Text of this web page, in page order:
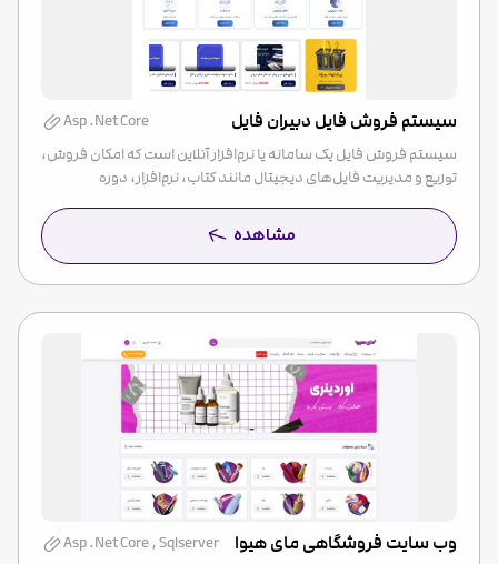
سیستم فروش فایل دبیران فایل
Asp .Net Core
سیستم فروش فایل یک سامانه یا نرم‌افزار آنلاین است که امکان فروش،
توزیع و مدیریت فایل‌های دیجیتال مانند کتاب، نرم‌افزار، دوره
مشاهده
وب سایت فروشگاهی مای هیوا
Asp .Net Core , Sqlserver